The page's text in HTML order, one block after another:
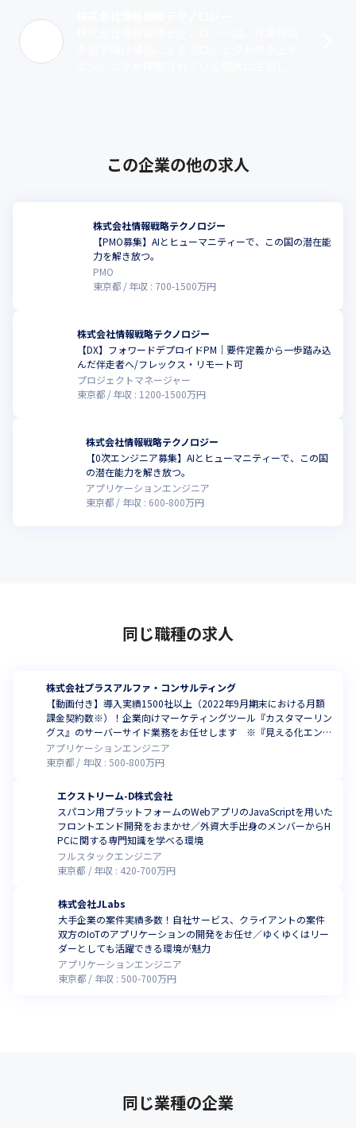
この企業の他の求人
株式会社情報戦略テクノロジー
【PMO募集】AIとヒューマニティーで、この国の潜在能
力を解き放つ。
PMO
東京都
年収 : 700-1500万円
株式会社情報戦略テクノロジー
【DX】フォワードデプロイドPM｜要件定義から一歩踏み込
んだ伴走者へ/フレックス・リモート可
プロジェクトマネージャー
東京都
年収 : 1200-1500万円
株式会社情報戦略テクノロジー
【0次エンジニア募集】AIとヒューマニティーで、この国
の潜在能力を解き放つ。
アプリケーションエンジニア
東京都
年収 : 600-800万円
同じ職種の求人
株式会社プラスアルファ・コンサルティング
【動画付き】導入実績1500社以上（2022年9月期末における月額
課金契約数※）！企業向けマーケティングツール『カスタマーリン
グス』のサーバーサイド業務をお任せします ※『見える化エンジ
ン』『カスタマーリングス』『タレントパレット』
アプリケーションエンジニア
東京都
年収 : 500-800万円
エクストリーム-D株式会社
スパコン用プラットフォームのWebアプリのJavaScriptを用いた
フロントエンド開発をおまかせ／外資大手出身のメンバーからH
PCに関する専門知識を学べる環境
フルスタックエンジニア
東京都
年収 : 420-700万円
株式会社JLabs
大手企業の案件実績多数！自社サービス、クライアントの案件
双方のIoTのアプリケーションの開発をお任せ／ゆくゆくはリー
ダーとしても活躍できる環境が魅力
アプリケーションエンジニア
東京都
年収 : 500-700万円
同じ業種の企業